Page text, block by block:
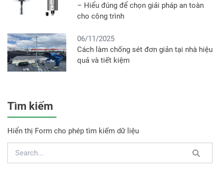
– Hiểu đúng để chọn giải pháp an toàn
cho công trình
06/11/2025
Cách làm chống sét đơn giản tại nhà hiệu
quả và tiết kiệm
Tìm kiếm
Hiển thị Form cho phép tìm kiếm dữ liệu